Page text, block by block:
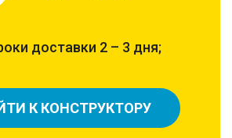
доставки 2 – 3 дня;
К КОНСТРУКТОРУ